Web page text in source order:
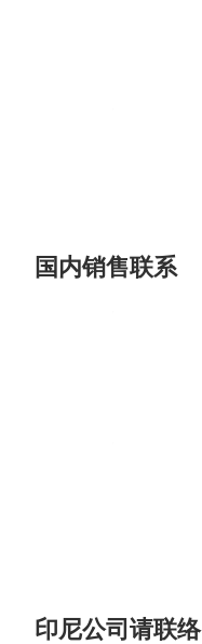
国内销售联系
印尼公司请联络